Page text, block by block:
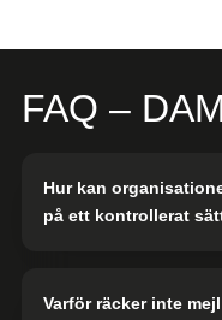
FAQ –
Hur kan
på ett kontrollerat
Varför räcker inte